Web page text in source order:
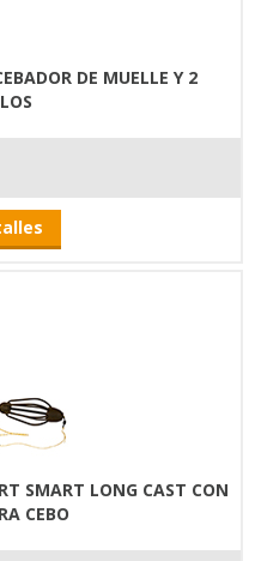
DE MUELLE Y 2
SMART LONG CAST CON
CEBO